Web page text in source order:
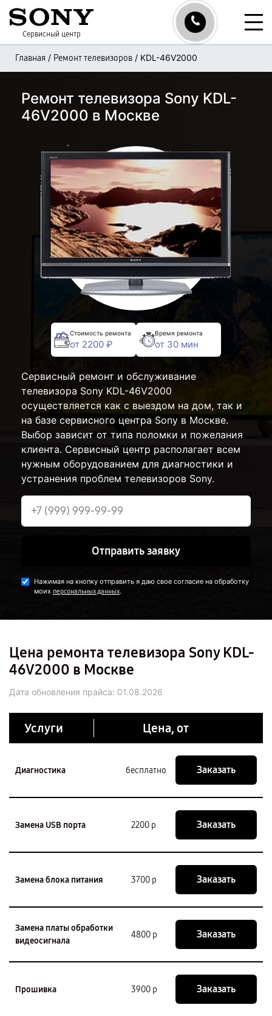
Сервисный центр
Главная / Ремонт телевизоров / KDL-46V2000
Ремонт телевизора Sony KDL-
46V2000 в Москве
Стоимость ремонта
от 2200 ₽
Время ремонта
от 30 мин
Сервисный ремонт и обслуживание
телевизора Sony KDL-46V2000
осуществляется как с выездом на дом, так и
на базе сервисного центра Sony в Москве.
Выбор зависит от типа поломки и пожелания
клиента. Сервисный центр располагает всем
нужным оборудованием для диагностики и
устранения проблем телевизоров Sony.
Отправить заявку
Нажимая на кнопку отправить я даю свое согласие на обработку
моих персональных данных.
Цена ремонта телевизора Sony KDL-
46V2000 в Москве
Дата обновления прайса: 01.08.2026
Услуги Цена, от
Диагностика бесплатно Заказать
Замена USB порта 2200 р Заказать
Замена блока питания 3700 р Заказать
Замена платы обработки
видеосигнала
4800 р Заказать
Прошивка 3900 р Заказать